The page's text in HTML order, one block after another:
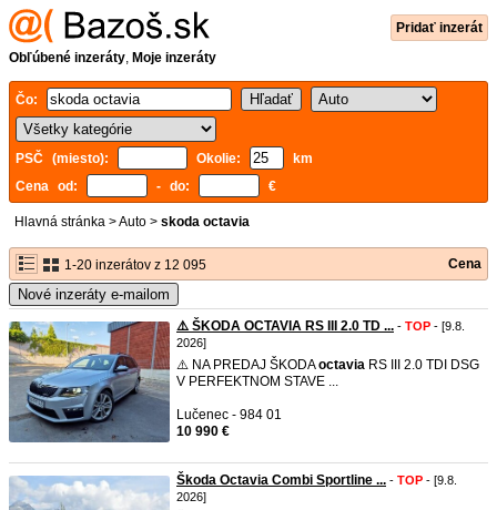
Pridať inzerát
Obľúbené inzeráty, Moje inzeráty
Čo:
PSČ (miesto): Okolie:
km
Cena od:
- do: €
Hlavná stránka >Auto > skoda octavia
1-20 inzerátov z 12 095 Cena
Nové inzeráty e-mailom
⚠️ ŠKODA OCTAVIA RS III 2.0 TD ... - TOP - [9.8.
2026]
⚠️ NA PREDAJ ŠKODAoctavia RS III 2.0 TDI DSG
V PERFEKTNOM STAVE ...
Lučenec - 984 01
10 990 €
Škoda Octavia Combi Sportline ... - TOP - [9.8.
2026]